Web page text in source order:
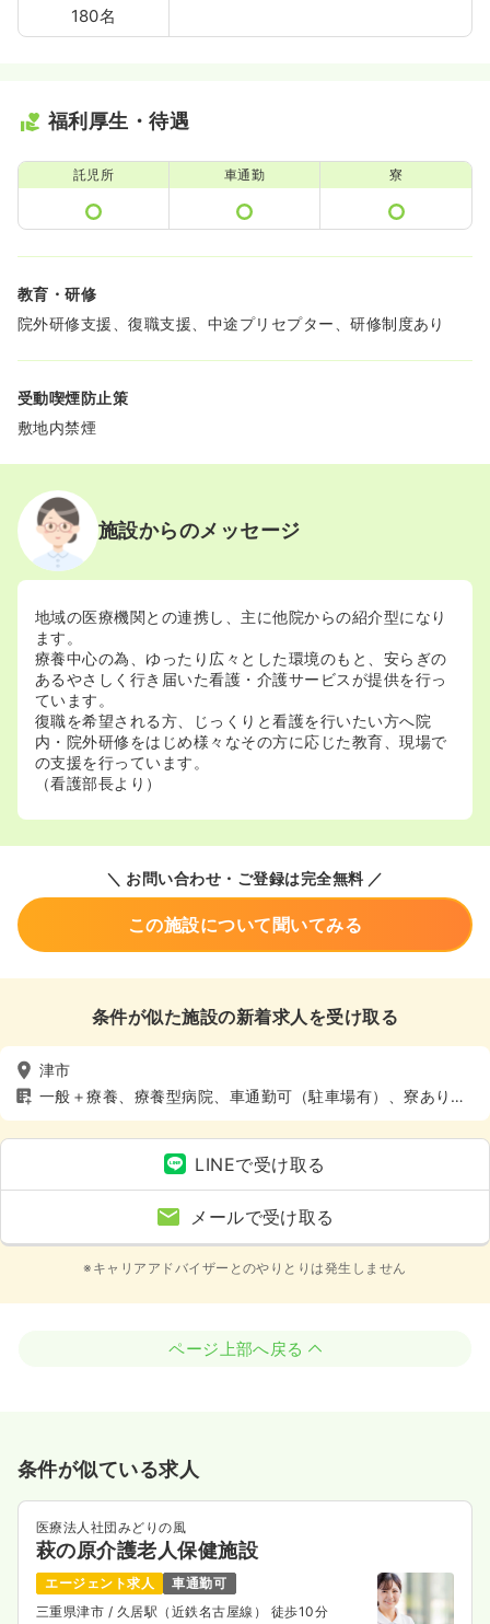
180名
福利厚生・待遇
託児所 車通勤 寮
教育・研修
院外研修支援、復職支援、中途プリセプター、研修制度あり
受動喫煙防止策
敷地内禁煙
施設からのメッセージ
地域の医療機関との連携し、主に他院からの紹介型になり
ます。
療養中心の為、ゆったり広々とした環境のもと、安らぎの
あるやさしく行き届いた看護・介護サービスが提供を行っ
ています。
復職を希望される方、じっくりと看護を行いたい方へ院
内・院外研修をはじめ様々なその方に応じた教育、現場で
の支援を行っています。
（看護部長より）
＼ お問い合わせ・ご登録は完全無料 ／
この施設について聞いてみる
条件が似た施設の新着求人を受け取る
津市
一般＋療養、療養型病院、車通勤可（駐車場有）、寮あり、
託児所あり
LINEで受け取る
メールで受け取る
※キャリアアドバイザーとのやりとりは発生しません
ページ上部へ戻る
条件が似ている求人
医療法人社団みどりの風
萩の原介護老人保健施設
エージェント求人
車通勤可
三重県津市 / 久居駅（近鉄名古屋線） 徒歩10分